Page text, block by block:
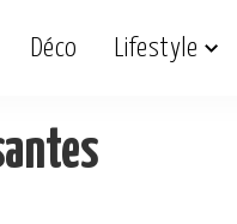
Déco Lifestyle